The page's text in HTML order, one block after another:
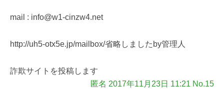
mail : info@w1-cinzw4.net
http://uh5-otx5e.jp/mailbox/省略しましたby管理人
詐欺サイトを投稿します
匿名 2017年11月23日 11:21 No.15